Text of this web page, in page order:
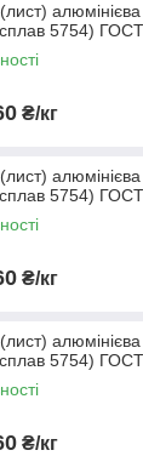
5754)
₴/кг
5754)
₴/кг
5754)
₴/кг